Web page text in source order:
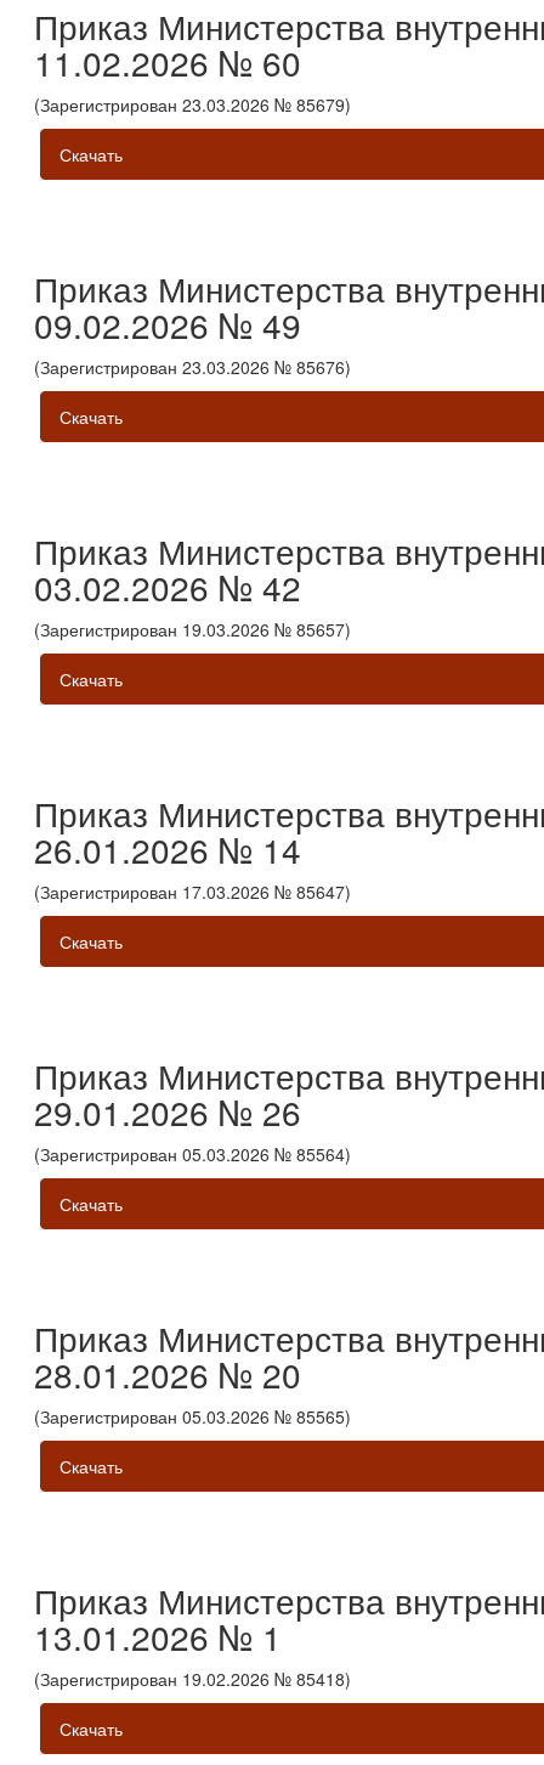
Приказ Министерства
11.02.2026 № 60
(Зарегистрирован 23.03.2026 № 85679)
Скачать
Приказ Министерства
09.02.2026 № 49
(Зарегистрирован 23.03.2026 № 85676)
Скачать
Приказ Министерства
03.02.2026 № 42
(Зарегистрирован 19.03.2026 № 85657)
Скачать
Приказ Министерства
26.01.2026 № 14
(Зарегистрирован 17.03.2026 № 85647)
Скачать
Приказ Министерства
29.01.2026 № 26
(Зарегистрирован 05.03.2026 № 85564)
Скачать
Приказ Министерства
28.01.2026 № 20
(Зарегистрирован 05.03.2026 № 85565)
Скачать
Приказ Министерства
13.01.2026 № 1
(Зарегистрирован 19.02.2026 № 85418)
Скачать